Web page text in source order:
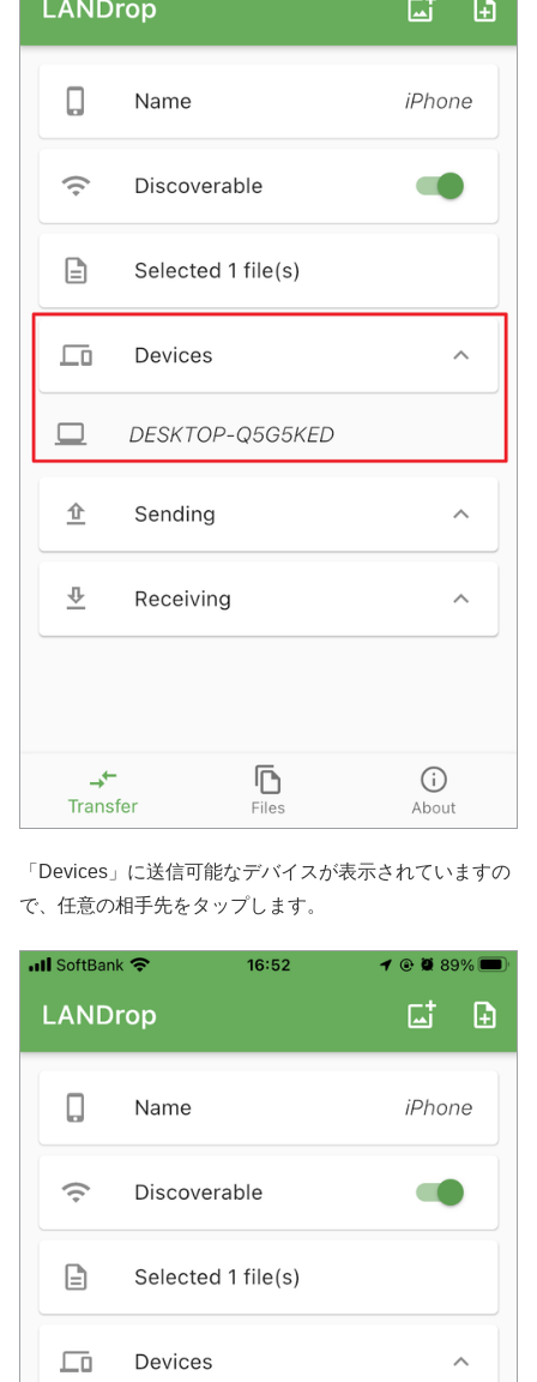
「Devices」に送信可能なデバイスが表示されていますの
で、任意の相手先をタップします。